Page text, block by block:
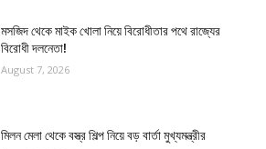
মসজিদ থেকে মাইক খোলা নিয়ে বিরোধীতার পথে রাজ্যের
বিরোধী দলনেতা!
August 7, 2026
মিলন মেলা থেকে বস্ত্র শিল্প নিয়ে বড় বার্তা মুখ্যমন্ত্রীর